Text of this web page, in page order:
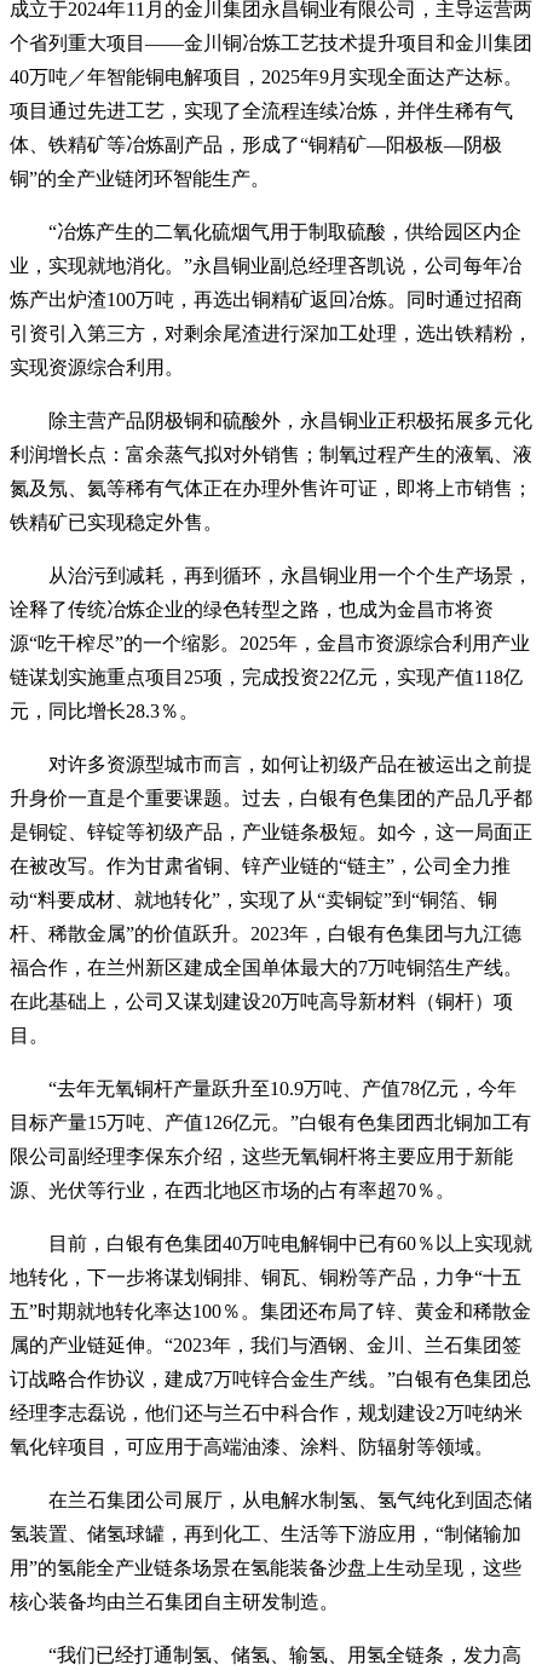
成立于2024年11月的金川集团永昌铜业有限公司，主导运营两
个省列重大项目——金川铜冶炼工艺技术提升项目和金川集团
40万吨／年智能铜电解项目，2025年9月实现全面达产达标。
项目通过先进工艺，实现了全流程连续冶炼，并伴生稀有气
体、铁精矿等冶炼副产品，形成了“铜精矿—阳极板—阴极
铜”的全产业链闭环智能生产。
“冶炼产生的二氧化硫烟气用于制取硫酸，供给园区内企
业，实现就地消化。”永昌铜业副总经理吝凯说，公司每年冶
炼产出炉渣100万吨，再选出铜精矿返回冶炼。同时通过招商
引资引入第三方，对剩余尾渣进行深加工处理，选出铁精粉，
实现资源综合利用。
除主营产品阴极铜和硫酸外，永昌铜业正积极拓展多元化
利润增长点：富余蒸气拟对外销售；制氧过程产生的液氧、液
氮及氖、氦等稀有气体正在办理外售许可证，即将上市销售；
铁精矿已实现稳定外售。
从治污到减耗，再到循环，永昌铜业用一个个生产场景，
诠释了传统冶炼企业的绿色转型之路，也成为金昌市将资
源“吃干榨尽”的一个缩影。2025年，金昌市资源综合利用产业
链谋划实施重点项目25项，完成投资22亿元，实现产值118亿
元，同比增长28.3％。
对许多资源型城市而言，如何让初级产品在被运出之前提
升身价一直是个重要课题。过去，白银有色集团的产品几乎都
是铜锭、锌锭等初级产品，产业链条极短。如今，这一局面正
在被改写。作为甘肃省铜、锌产业链的“链主”，公司全力推
动“料要成材、就地转化”，实现了从“卖铜锭”到“铜箔、铜
杆、稀散金属”的价值跃升。2023年，白银有色集团与九江德
福合作，在兰州新区建成全国单体最大的7万吨铜箔生产线。
在此基础上，公司又谋划建设20万吨高导新材料（铜杆）项
目。
“去年无氧铜杆产量跃升至10.9万吨、产值78亿元，今年
目标产量15万吨、产值126亿元。”白银有色集团西北铜加工有
限公司副经理李保东介绍，这些无氧铜杆将主要应用于新能
源、光伏等行业，在西北地区市场的占有率超70％。
目前，白银有色集团40万吨电解铜中已有60％以上实现就
地转化，下一步将谋划铜排、铜瓦、铜粉等产品，力争“十五
五”时期就地转化率达100％。集团还布局了锌、黄金和稀散金
属的产业链延伸。“2023年，我们与酒钢、金川、兰石集团签
订战略合作协议，建成7万吨锌合金生产线。”白银有色集团总
经理李志磊说，他们还与兰石中科合作，规划建设2万吨纳米
氧化锌项目，可应用于高端油漆、涂料、防辐射等领域。
在兰石集团公司展厅，从电解水制氢、氢气纯化到固态储
氢装置、储氢球罐，再到化工、生活等下游应用，“制储输加
用”的氢能全产业链条场景在氢能装备沙盘上生动呈现，这些
核心装备均由兰石集团自主研发制造。
“我们已经打通制氢、储氢、输氢、用氢全链条，发力高